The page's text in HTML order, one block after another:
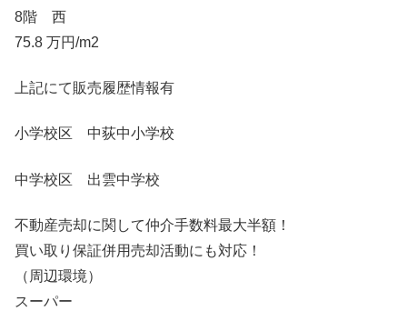
8階 西
75.8 万円/m2
上記にて販売履歴情報有
小学校区 中荻中小学校
中学校区 出雲中学校
不動産売却に関して仲介手数料最大半額！
買い取り保証併用売却活動にも対応！
（周辺環境）
スーパー